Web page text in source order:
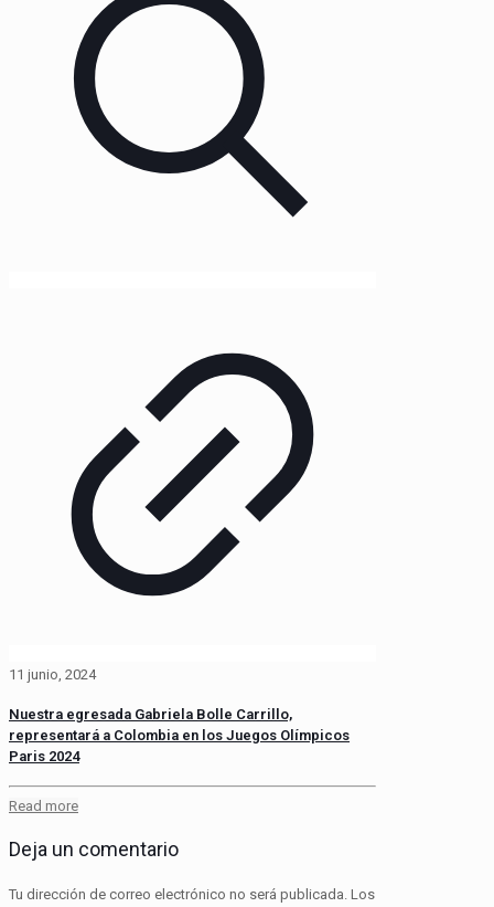
11 junio, 2024
Nuestra egresada Gabriela Bolle Carrillo,
representará a Colombia en los Juegos Olímpicos
Paris 2024
Read more
Deja un comentario
Tu dirección de correo electrónico no será publicada. Los